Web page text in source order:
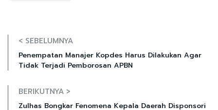
< SEBELUMNYA
Penempatan Manajer Kopdes Harus Dilakukan Agar
Tidak Terjadi Pemborosan APBN
BERIKUTNYA >
Zulhas Bongkar Fenomena Kepala Daerah Disponsori